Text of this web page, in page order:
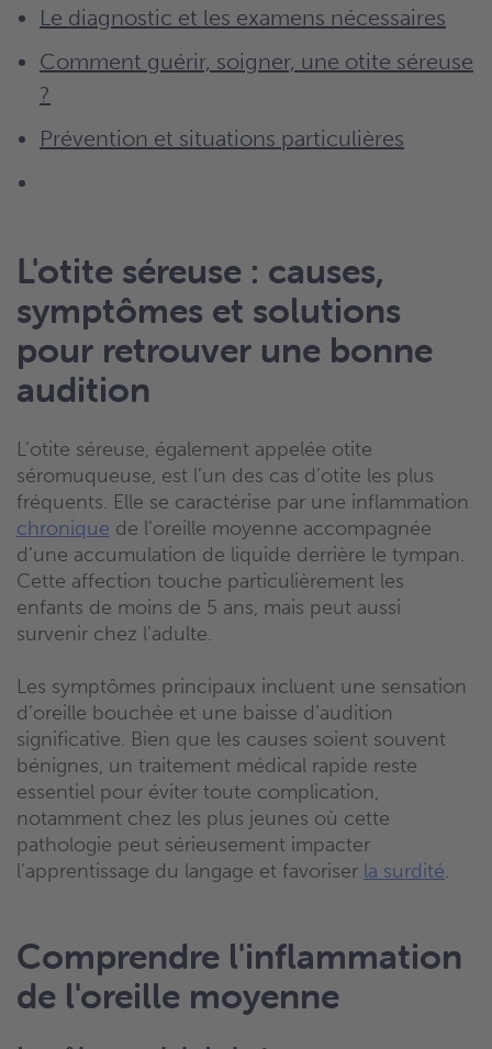
Le diagnostic et les examens nécessaires
Comment guérir, soigner, une otite séreuse
?
Prévention et situations particulières
L'otite séreuse : causes,
symptômes et solutions
pour retrouver une bonne
audition
L’otite séreuse, également appelée otite
séromuqueuse, est l’un des cas d’otite les plus
fréquents. Elle se caractérise par une inflammation
chronique de l’oreille moyenne accompagnée
d’une accumulation de liquide derrière le tympan.
Cette affection touche particulièrement les
enfants de moins de 5 ans, mais peut aussi
survenir chez l’adulte.
Les symptômes principaux incluent une sensation
d’oreille bouchée et une baisse d’audition
significative. Bien que les causes soient souvent
bénignes, un traitement médical rapide reste
essentiel pour éviter toute complication,
notamment chez les plus jeunes où cette
pathologie peut sérieusement impacter
l’apprentissage du langage et favoriser la surdité.
Comprendre l'inflammation
de l'oreille moyenne